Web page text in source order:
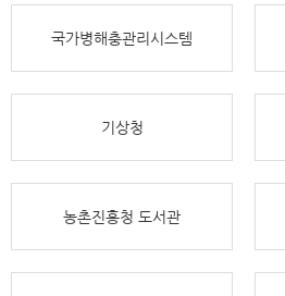
국가병해충관리시스템
기상청
농촌진흥청 도서관